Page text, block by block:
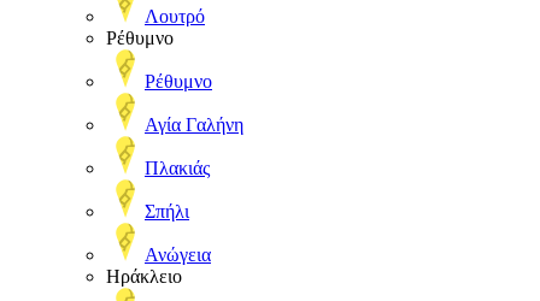
Λουτρό
Ρέθυμνο
Ρέθυμνο
Αγία Γαλήνη
Πλακιάς
Σπήλι
Ανώγεια
Ηράκλειο